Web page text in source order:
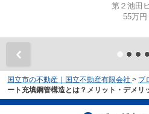
第２池田
55万円
国立市の不動産｜国立不動産有限会社 > ブ
ート充填鋼管構造とは？メリット・デメリ